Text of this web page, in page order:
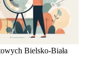
Bielsko-Biała